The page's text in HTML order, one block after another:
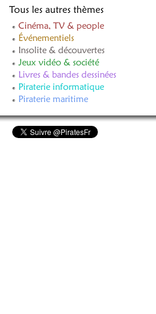
Tous les autres thèmes
Cinéma, TV & people
Événementiels
Insolite & découvertes
Jeux vidéo & société
Livres & bandes dessinées
Piraterie informatique
Piraterie maritime